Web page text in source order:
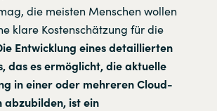
die meisten Menschen wollen
klare Kostenschätzung für die
Entwicklung eines detaillierten
das es ermöglicht, die aktuelle
in einer oder mehreren Cloud-
ist ein